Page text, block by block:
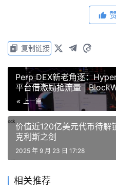
内波动幅度，待价格稳定
资金流动并非单向而行。
现货ETF组合在9月17日周三
5100万美元。其中IBIT吸纳
GBTC遭遇赎回。
周四周五随即出现资金回流
类分化数据可能抑制短期动
期买盘支撑依然存在。
复制链接
Perp DEX新老角逐：
平台借激励抢流量 |
上一篇
价值近120亿美元代币待解
克利斯之剑
2025 年 9 月 23 日 17:28
相关推荐